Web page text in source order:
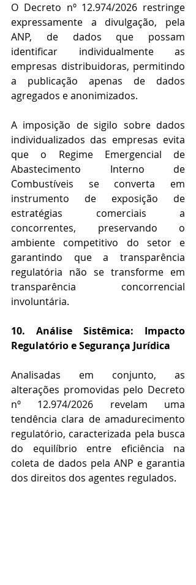
O Decreto nº 12.974/2026 restringe
expressamente a divulgação, pela
ANP, de dados que possam
identificar individualmente as
empresas distribuidoras, permitindo
a publicação apenas de dados
agregados e anonimizados.
A imposição de sigilo sobre dados
individualizados das empresas evita
que o Regime Emergencial de
Abastecimento Interno de
Combustíveis se converta em
instrumento de exposição de
estratégias comerciais a
concorrentes, preservando o
ambiente competitivo do setor e
garantindo que a transparência
regulatória não se transforme em
transparência concorrencial
involuntária.
10. Análise Sistêmica: Impacto
Regulatório e Segurança Jurídica
Analisadas em conjunto, as
alterações promovidas pelo Decreto
nº 12.974/2026 revelam uma
tendência clara de amadurecimento
regulatório, caracterizada pela busca
do equilíbrio entre eficiência na
coleta de dados pela ANP e garantia
dos direitos dos agentes regulados.